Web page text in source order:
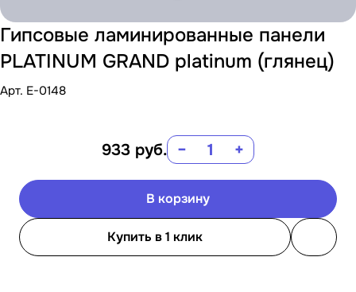
Гипсовые ламинированные панели
PLATINUM GRAND platinum (глянец)
Арт. E-0148
933 руб. − +
В корзину
Купить в 1 клик